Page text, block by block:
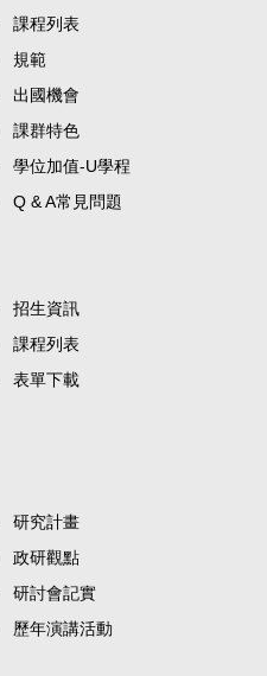
課程列表
規範
出國機會
課群特色
學位加值-U學程
Q & A常見問題
招生資訊
課程列表
表單下載
研究計畫
政研觀點
研討會記實
歷年演講活動